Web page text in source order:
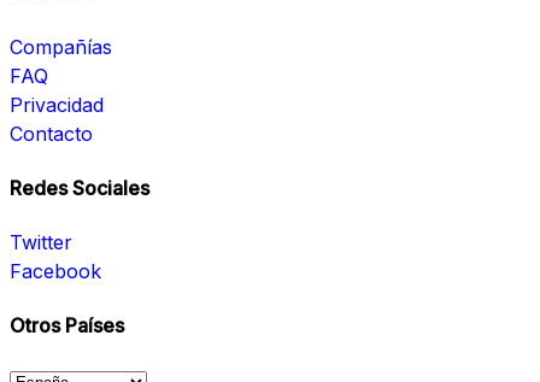
Compañías
FAQ
Privacidad
Contacto
Redes Sociales
Twitter
Facebook
Otros Países